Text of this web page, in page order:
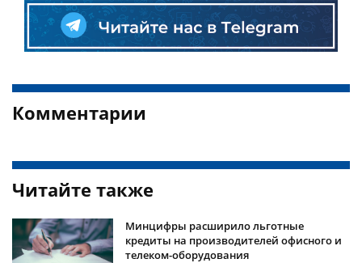
Комментарии
Читайте также
Минцифры расширило льготные
кредиты на производителей офисного и
телеком-оборудования